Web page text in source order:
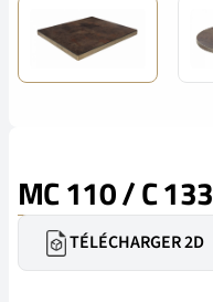
MC 110 / C 133
TÉLÉCHARGER 2D